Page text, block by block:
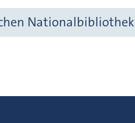
Nationalbibliothek